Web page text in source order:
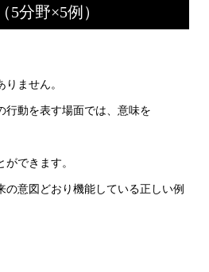
5分野×5例）
ません。
行動を表す場面では、意味を
できます。
の意図どおり機能している正しい例